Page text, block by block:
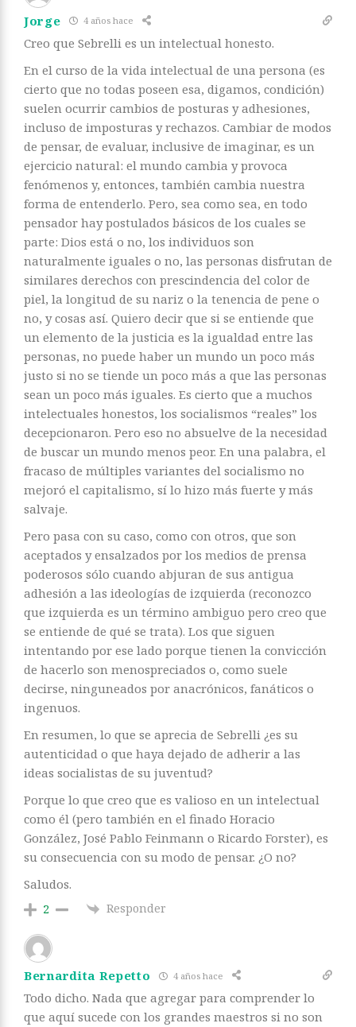
Jorge 4 años hace
Creo que Sebrelli es un intelectual honesto.
En el curso de la vida intelectual de una persona (es
cierto que no todas poseen esa, digamos, condición)
suelen ocurrir cambios de posturas y adhesiones,
incluso de imposturas y rechazos. Cambiar de modos
de pensar, de evaluar, inclusive de imaginar, es un
ejercicio natural: el mundo cambia y provoca
fenómenos y, entonces, también cambia nuestra
forma de entenderlo. Pero, sea como sea, en todo
pensador hay postulados básicos de los cuales se
parte: Dios está o no, los individuos son
naturalmente iguales o no, las personas disfrutan de
similares derechos con prescindencia del color de
piel, la longitud de su nariz o la tenencia de pene o
no, y cosas así. Quiero decir que si se entiende que
un elemento de la justicia es la igualdad entre las
personas, no puede haber un mundo un poco más
justo si no se tiende un poco más a que las personas
sean un poco más iguales. Es cierto que a muchos
intelectuales honestos, los socialismos “reales” los
decepcionaron. Pero eso no absuelve de la necesidad
de buscar un mundo menos peor. En una palabra, el
fracaso de múltiples variantes del socialismo no
mejoró el capitalismo, sí lo hizo más fuerte y más
salvaje.
Pero pasa con su caso, como con otros, que son
aceptados y ensalzados por los medios de prensa
poderosos sólo cuando abjuran de sus antigua
adhesión a las ideologías de izquierda (reconozco
que izquierda es un término ambiguo pero creo que
se entiende de qué se trata). Los que siguen
intentando por ese lado porque tienen la convicción
de hacerlo son menospreciados o, como suele
decirse, ninguneados por anacrónicos, fanáticos o
ingenuos.
En resumen, lo que se aprecia de Sebrelli ¿es su
autenticidad o que haya dejado de adherir a las
ideas socialistas de su juventud?
Porque lo que creo que es valioso en un intelectual
como él (pero también en el finado Horacio
González, José Pablo Feinmann o Ricardo Forster), es
su consecuencia con su modo de pensar. ¿O no?
Saludos.
2 Responder
Bernardita Repetto 4 años hace
Todo dicho. Nada que agregar para comprender lo
que aquí sucede con los grandes maestros si no son